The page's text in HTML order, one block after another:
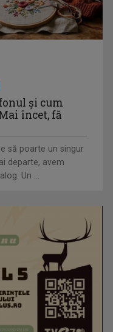
vine din
mondial al consumului
și cum
încet, fă
să poarte un singur
departe, avem
Un ...